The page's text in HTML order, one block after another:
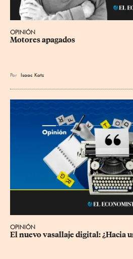
OPINIÓN
Motores apagados
Por Isaac Katz
OPINIÓN
El nuevo vasallaje digital: ¿Hacia